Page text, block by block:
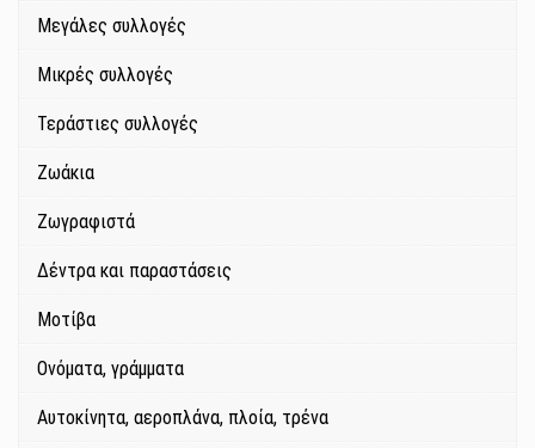
Μεγάλες συλλογές
Μικρές συλλογές
Τεράστιες συλλογές
Ζωάκια
Ζωγραφιστά
Δέντρα και παραστάσεις
Μοτίβα
Ονόματα, γράμματα
Αυτοκίνητα, αεροπλάνα, πλοία, τρένα